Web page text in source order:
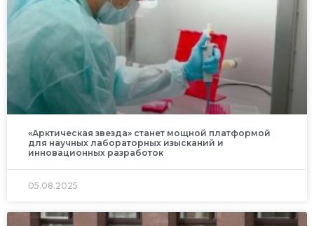
«Арктическая звезда» станет мощной платформой
для научных лабораторных изысканий и
инновационных разработок
05.08.2025